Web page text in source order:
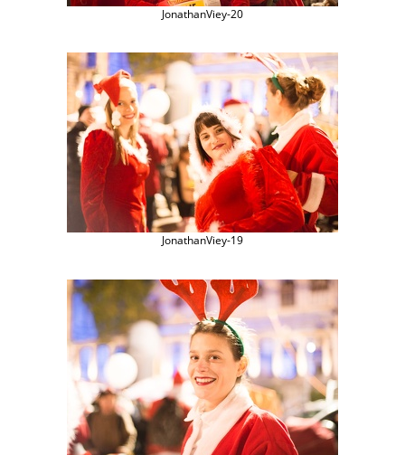
JonathanViey-20
JonathanViey-19